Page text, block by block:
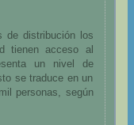
de distribución los
tienen acceso al
un nivel de
se traduce en un
personas, según